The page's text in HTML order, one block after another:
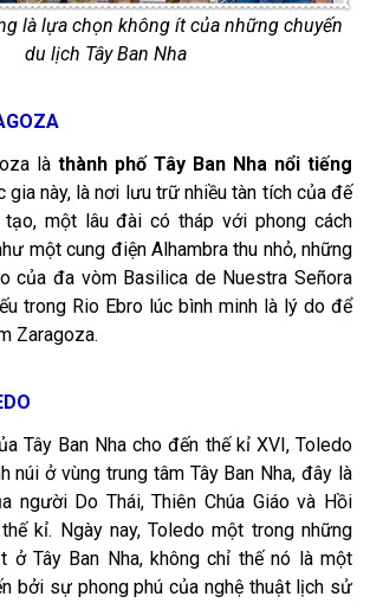
là lựa chọn không ít của những chuyến
du lịch Tây Ban Nha
là thành phố Tây Ban Nha nổi tiếng
gia này, là nơi lưu trữ nhiều tàn tích của đế
một lâu đài có tháp với phong cách
một cung điện Alhambra thu nhỏ, những
của đa vòm Basilica de Nuestra Señora
trong Rio Ebro lúc bình minh là lý do để
Zaragoza.
Tây Ban Nha cho đến thế kỉ XVI, Toledo
núi ở vùng trung tâm Tây Ban Nha, đây là
người Do Thái, Thiên Chúa Giáo và Hồi
kỉ. Ngày nay, Toledo một trong những
ở Tây Ban Nha, không chỉ thế nó là một
bởi sự phong phú của nghệ thuật lịch sử